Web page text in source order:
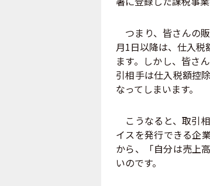
つまり、皆さんの
月1日以降は、仕入
ます。しかし、皆さ
引相手は仕入税額控
なってしまいます。
こうなると、取引
イスを発行できる企
から、「自分は売上
いのです。